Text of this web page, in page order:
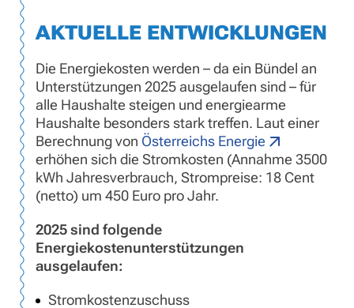
AKTUELLE ENTWICKLUNGEN
Die Energiekosten werden – da ein Bündel an
Unterstützungen 2025 ausgelaufen sind – für
alle Haushalte steigen und energiearme
Haushalte besonders stark treffen. Laut einer
Berechnung von Österreichs Energie
erhöhen sich die Stromkosten (Annahme 3500
kWh Jahresverbrauch, Strompreise: 18 Cent
(netto) um 450 Euro pro Jahr.
2025 sind folgende
Energiekostenunterstützungen
ausgelaufen:
Stromkostenzuschuss